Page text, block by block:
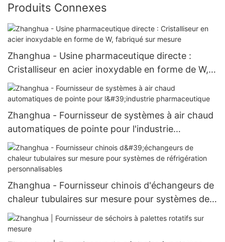
Produits Connexes
Zhanghua - Usine pharmaceutique directe :
Cristalliseur en acier inoxydable en forme de W,
fabriqué sur mesure
Zhanghua - Fournisseur de systèmes à air chaud
automatiques de pointe pour l'industrie
pharmaceutique
Zhanghua - Fournisseur chinois d'échangeurs de
chaleur tubulaires sur mesure pour systèmes de
réfrigération personnalisables